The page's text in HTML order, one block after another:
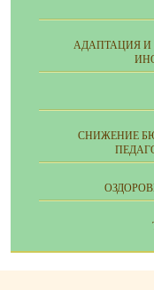
АДАПТАЦИЯ И
СНИЖЕНИЕ